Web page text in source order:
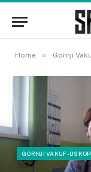
Home » Gornji
GORNJI VAKUF-